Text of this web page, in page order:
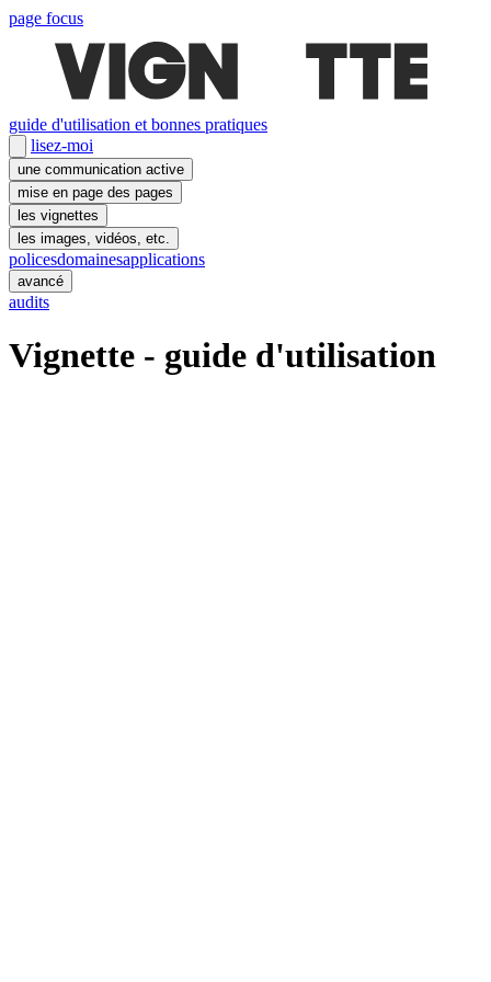
page focus
guide d'utilisation et bonnes pratiques
lisez-moi
une communication active
mise en page des pages
les vignettes
les images, vidéos, etc.
policesdomainesapplications
avancé
audits
Vignette - guide d'utilisation